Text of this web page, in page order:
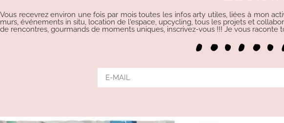
Vous recevrez environ une fois par mois toutes les infos arty utiles, liées à mon
murs, événements in situ, location de l'espace, upcycling, tous les projets et
de rencontres, gourmands de moments uniques, inscrivez-vous !!! Je vous raconte